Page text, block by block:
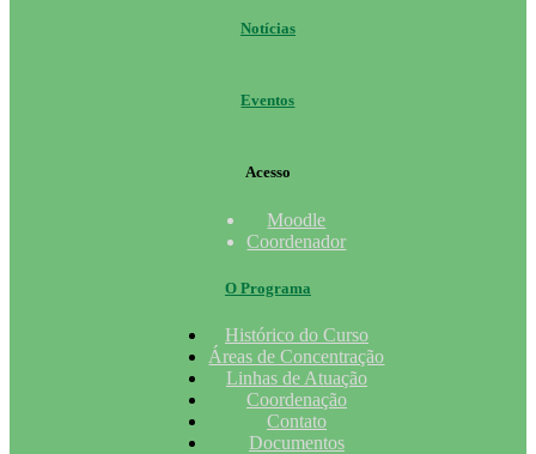
Notícias
Eventos
Acesso
Moodle
Coordenador
O Programa
Histórico do Curso
Áreas de Concentração
Linhas de Atuação
Coordenação
Contato
Documentos